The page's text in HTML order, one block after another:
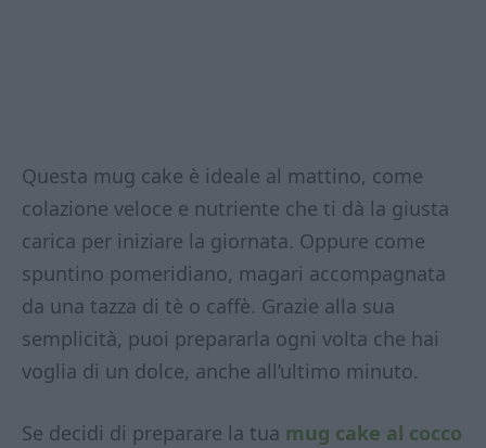
Questa mug cake è ideale al mattino, come
colazione veloce e nutriente che ti dà la giusta
carica per iniziare la giornata. Oppure come
spuntino pomeridiano, magari accompagnata
da una tazza di tè o caffè. Grazie alla sua
semplicità, puoi prepararla ogni volta che hai
voglia di un dolce, anche all’ultimo minuto.
Se decidi di preparare la tua mug cake al cocco